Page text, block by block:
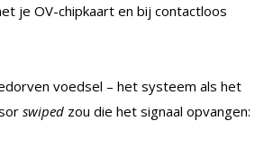
je OV-chipkaart en bij contactloos
voedsel – het systeem als het
swiped zou die het signaal opvangen: